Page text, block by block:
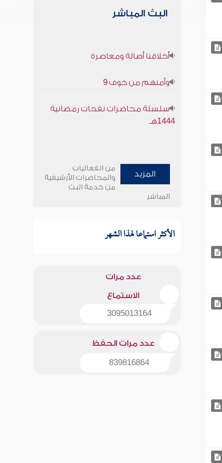
البث المباشر
أخلاقنا أصالة ومعاصرة
وأمنهم من خوف 9
سلسلة محاضرات نفحات رمضانية
1444هـ
المزيد
من الفعاليات
والمحاضرات الأرشيفية
من خدمة البث
المباشر
الأكثر استماعا لهذا الشهر
عدد مرات
الاستماع
3095013164
عدد مرات الحفظ
839816864